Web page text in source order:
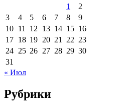
1
2
3
4 5 6 7 8
9
10 11 12 13 14 15 16
17 18 19 20 21 22 23
24 25 26 27 28 29 30
31
« Июл
Рубрики